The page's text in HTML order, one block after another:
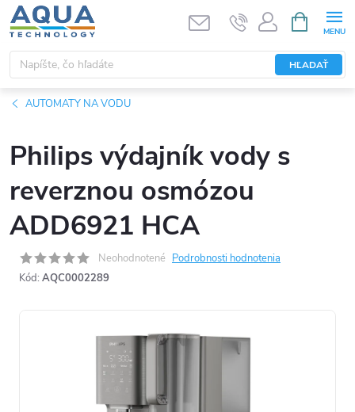
Prejsť
na
obsah
HĽADAŤ
KOŠÍK
AUTOMATY NA VODU
Philips výdajník vody s
reverznou osmózou
ADD6921 HCA
Neohodnotené Podrobnosti hodnotenia
Kód: AQC0002289